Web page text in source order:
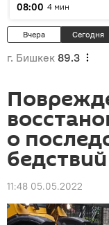
08:00 4 мин
Вчера Сегодня
г. Бишкек 89.3
о
бедствий
11:48 05.05.2022